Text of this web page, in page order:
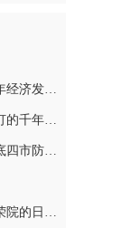
湘籍经济学家贺铿：我对湖南下半年经济发展有信心
大庸古城澧水夜游邂逅慈利板板龙灯的千年浪漫
省应急委将邵阳、永州、怀化、娄底四市防汛抗灾应急响应提升至三级
她只道寻常——贺晓英在洪家关光荣院的日与夜